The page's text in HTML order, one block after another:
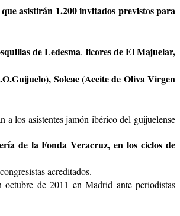
asistirán 1.200 invitados previstos para
de Ledesma, licores de El Majuelar,
Soleae (Aceite de Oliva Virgen
a los asistentes jamón ibérico del guijuelense
de la Fonda Veracruz, en los ciclos de
acreditados.
octubre de 2011 en Madrid ante periodistas